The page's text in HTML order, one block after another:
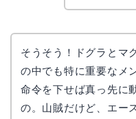
そうそう！ドグラとマ
の中でも特に重要なメ
命令を下せば真っ先に
の。山賊だけど、エー